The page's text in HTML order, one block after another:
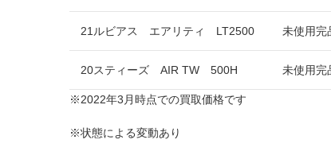
21ルビアス エアリティ LT2500 未使用完
20スティーズ AIR TW 500H 未使用完
※2022年3月時点での買取価格です
※状態による変動あり